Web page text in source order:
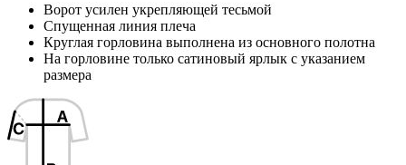
Ворот усилен укрепляющей тесьмой
Спущенная линия плеча
Круглая горловина выполнена из основного полотна
На горловине только сатиновый ярлык с указанием
размера